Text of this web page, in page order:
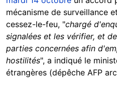
mécanisme de surveillance
cessez-le-feu, "chargé
signalées et les vérifier, et
parties concernées afin
hostilités", a indiqué le
étrangères (dépêche AFP